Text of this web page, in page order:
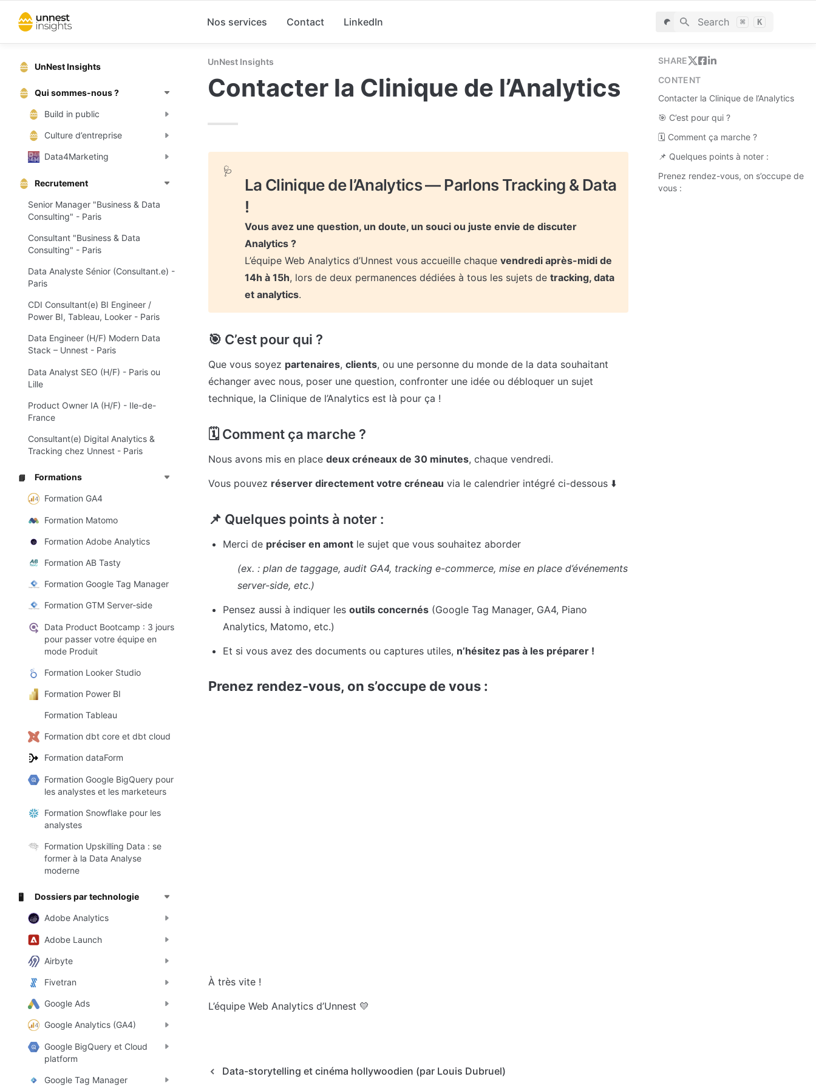
Nos services Contact LinkedIn Search ⌘ K
UnNest Insights
Qui sommes-nous ?
Build in public
Culture d’entreprise
Data4Marketing
Recrutement
Senior Manager "Business & Data
Consulting" - Paris
Consultant "Business & Data
Consulting" - Paris
Data Analyste Sénior (Consultant.e) -
Paris
CDI Consultant(e) BI Engineer /
Power BI, Tableau, Looker - Paris
Data Engineer (H/F) Modern Data
Stack – Unnest - Paris
Data Analyst SEO (H/F) - Paris ou
Lille
Product Owner IA (H/F) - Ile-de-
France
Consultant(e) Digital Analytics &
Tracking chez Unnest - Paris
📘 Formations
Formation GA4
Formation Matomo
Formation Adobe Analytics
Formation AB Tasty
Formation Google Tag Manager
Formation GTM Server-side
Data Product Bootcamp : 3 jours
pour passer votre équipe en
mode Produit
Formation Looker Studio
Formation Power BI
Formation Tableau
Formation dbt core et dbt cloud
Formation dataForm
Formation Google BigQuery pour
les analystes et les marketeurs
Formation Snowflake pour les
analystes
Formation Upskilling Data : se
former à la Data Analyse
moderne
🖥️ Dossiers par technologie
Adobe Analytics
Adobe Launch
Airbyte
Fivetran
Google Ads
Google Analytics (GA4)
Google BigQuery et Cloud
platform
Google Tag Manager
UnNest Insights
Contacter la Clinique de l’Analytics
🩺
La Clinique de l’Analytics — Parlons Tracking & Data
!
Vous avez une question, un doute, un souci ou juste envie de discuter
Analytics ?
L’équipe Web Analytics d’Unnest vous accueille chaque vendredi après-midi de
14h à 15h, lors de deux permanences dédiées à tous les sujets de tracking, data
et analytics.
🎯 C’est pour qui ?
Que vous soyez partenaires, clients, ou une personne du monde de la data souhaitant
échanger avec nous, poser une question, confronter une idée ou débloquer un sujet
technique, la Clinique de l’Analytics est là pour ça !
🗓 Comment ça marche ?
Nous avons mis en place deux créneaux de 30 minutes, chaque vendredi.
Vous pouvez réserver directement votre créneau via le calendrier intégré ci-dessous ⬇️
📌 Quelques points à noter :
Merci de préciser en amont le sujet que vous souhaitez aborder
(ex. : plan de taggage, audit GA4, tracking e-commerce, mise en place d’événements
server-side, etc.)
Pensez aussi à indiquer les outils concernés (Google Tag Manager, GA4, Piano
Analytics, Matomo, etc.)
Et si vous avez des documents ou captures utiles, n’hésitez pas à les préparer !
Prenez rendez-vous, on s’occupe de vous :
À très vite !
L’équipe Web Analytics d’Unnest 💛
Data-storytelling et cinéma hollywoodien (par Louis Dubruel)
SHARE
CONTENT
Contacter la Clinique de l’Analytics
🎯 C’est pour qui ?
🗓 Comment ça marche ?
📌 Quelques points à noter :
Prenez rendez-vous, on s’occupe de
vous :